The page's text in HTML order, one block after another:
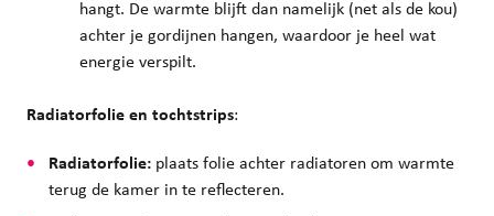
hangt. De warmte blijft dan namelijk (net als de kou)
achter je gordijnen hangen, waardoor je heel wat
energie verspilt.
Radiatorfolie en tochtstrips:
Radiatorfolie: plaats folie achter radiatoren om warmte
terug de kamer in te reflecteren.